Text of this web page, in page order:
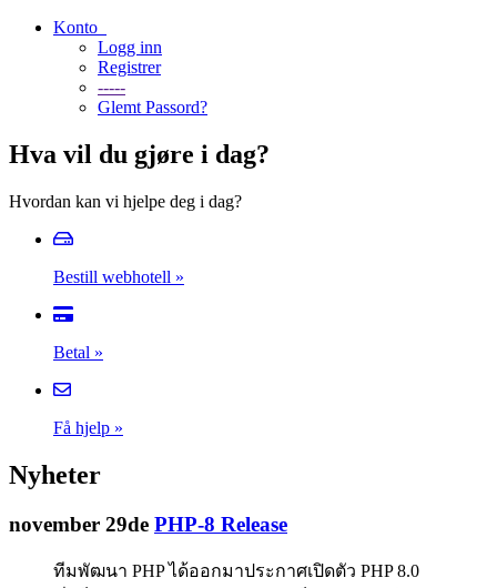
Konto
Logg inn
Registrer
-----
Glemt Passord?
Hva vil du gjøre i dag?
Hvordan kan vi hjelpe deg i dag?
Bestill webhotell »
Betal »
Få hjelp »
Nyheter
november 29de PHP-8 Release
ทีมพัฒนา PHP ได้ออกมาประกาศเปิดตัว PHP 8.0